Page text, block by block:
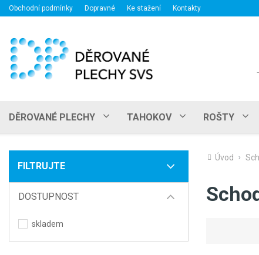
Obchodní podmínky Dopravné Ke stažení Kontakty
DĚROVANÉ PLECHY TAHOKOV ROŠTY
FILTRUJTE
DOSTUPNOST
skladem
Úvod